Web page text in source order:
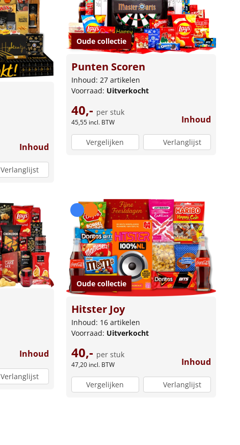
Inhoud
Verlanglijst
Oude collectie
Punten Scoren
Inhoud: 27 artikelen
Voorraad: Uitverkocht
40,- per stuk
45,55 incl. BTW Inhoud
Vergelijken Verlanglijst
Inhoud
Verlanglijst
Oude collectie
Hitster Joy
Inhoud: 16 artikelen
Voorraad: Uitverkocht
40,- per stuk
47,20 incl. BTW Inhoud
Vergelijken Verlanglijst